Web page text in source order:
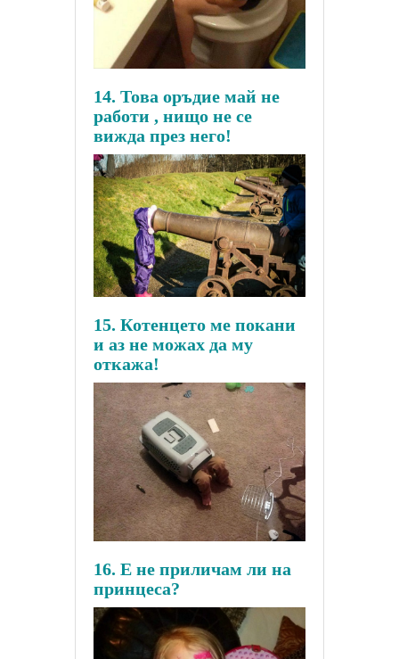
14. Това оръдие май не
работи , нищо не се
вижда през него!
15. Котенцето ме покани
и аз не можах да му
откажа!
16. Е не приличам ли на
принцеса?